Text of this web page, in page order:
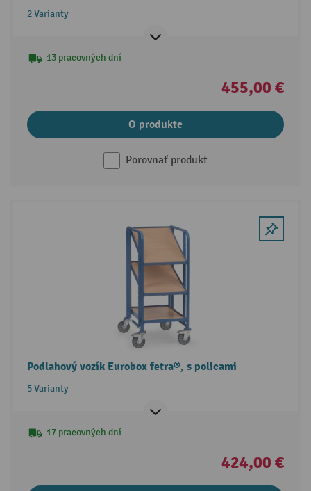
2 Varianty
13 pracovných dní
455,00 €
O produkte
Porovnať produkt
Podlahový vozík Eurobox fetra®, s policami
5 Varianty
17 pracovných dní
424,00 €